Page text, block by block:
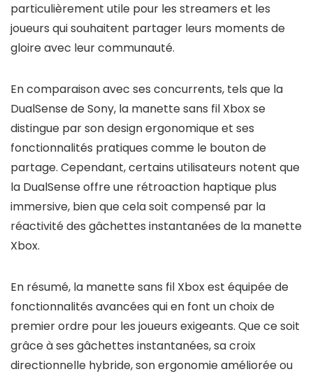
particulièrement utile pour les streamers et les
joueurs qui souhaitent partager leurs moments de
gloire avec leur communauté.
En comparaison avec ses concurrents, tels que la
DualSense de Sony, la manette sans fil Xbox se
distingue par son design ergonomique et ses
fonctionnalités pratiques comme le bouton de
partage. Cependant, certains utilisateurs notent que
la DualSense offre une rétroaction haptique plus
immersive, bien que cela soit compensé par la
réactivité des gâchettes instantanées de la manette
Xbox.
En résumé, la manette sans fil Xbox est équipée de
fonctionnalités avancées qui en font un choix de
premier ordre pour les joueurs exigeants. Que ce soit
grâce à ses gâchettes instantanées, sa croix
directionnelle hybride, son ergonomie améliorée ou